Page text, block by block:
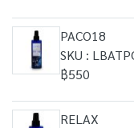
PACO18
SKU :
฿550
RELAX